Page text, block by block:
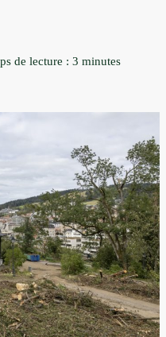
de lecture : 3 minutes